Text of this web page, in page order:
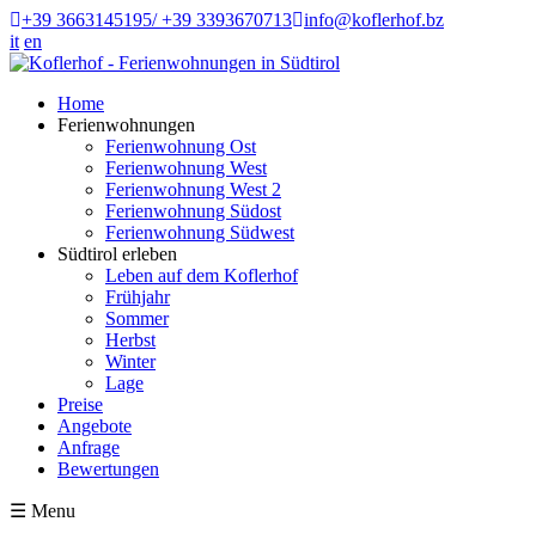
+39 3663145195/ +39 3393670713 info@koflerhof.bz
it en
Home
Ferienwohnungen
Ferienwohnung Ost
Ferienwohnung West
Ferienwohnung West 2
Ferienwohnung Südost
Ferienwohnung Südwest
Südtirol erleben
Leben auf dem Koflerhof
Frühjahr
Sommer
Herbst
Winter
Lage
Preise
Angebote
Anfrage
Bewertungen
☰ Menu